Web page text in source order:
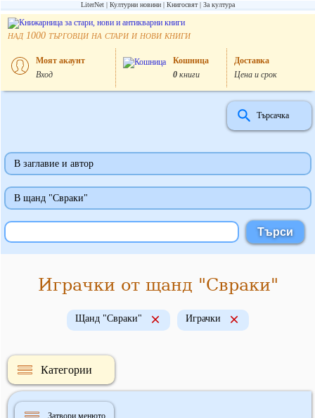
LiterNet Културни новини Книгосвят За култура
над 1000 търговци на стари и нови книги
Моят акаунт
Вход
Кошница
0книги
Доставка
Цена и срок
Търсачка
В заглавие и автор
В щанд "Свраки"
Играчки от щанд "Свраки"
Щанд "Свраки" Играчки
Категории
Затвори менюто